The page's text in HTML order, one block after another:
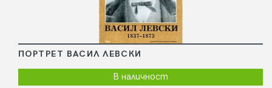
ПОРТРЕТ ВАСИЛ ЛЕВСКИ
В наличност